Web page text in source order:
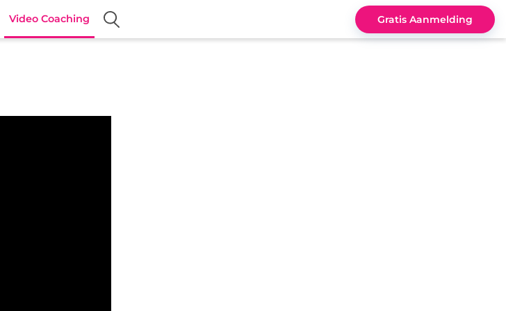
Video Coaching Gratis Aanmelding